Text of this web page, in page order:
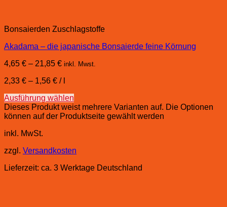
Bonsaierden Zuschlagstoffe
Akadama – die japanische Bonsaierde feine Körnung
4,65 € – 21,85 € inkl. Mwst.
2,33 € – 1,56 € /
Ausführung wählen
Dieses Produkt weist mehrere Varianten auf. Die Optionen
können auf der Produktseite gewählt werden
inkl. MwSt.
zzgl. Versandkosten
Lieferzeit: ca. 3 Werktage Deutschland